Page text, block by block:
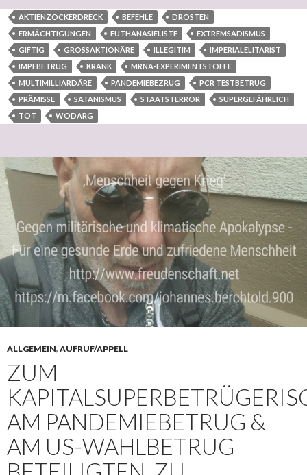
AKTIENZOCKERDRECK BEFEHLE
DROSTEN
ERMÄCHTIGUNGEN
EUTHANASIELISTE
EXTREMSADISMUS
GIFTIG
GROSSAKTIONÄRE ILLEGITIM
IMPERIALELITARIST
IMPFBETRUG
KRANK
MRNA-EXPERIMENTSTOFFE
MULTIMILLIARDÄRE
PANDEMIEBEZRUG
PCR TESTBETRUG
PRÄMISSE
SATANISMUS STAATSTERROR
SUPERGEFÄHRLICH
TOT
WODARG
ALLGEMEIN, AUFRUF/APPELL
ZUM
AM PANDEMIEBETRUG &
AM US-WAHLBETRUG